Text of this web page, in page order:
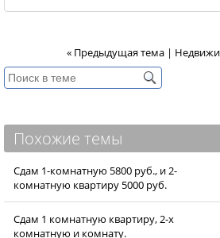
« Предыдущая тема |
Похожие темы
Сдам 1-комнатную 5800 руб., и 2-
комнатную квартиру 5000 руб.
Сдам 1 комнатную квартиру, 2-х
комнатную и комнату.